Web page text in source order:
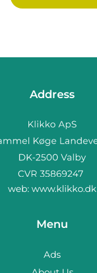
Address
web: www.klikko.dk
Menu
Ads